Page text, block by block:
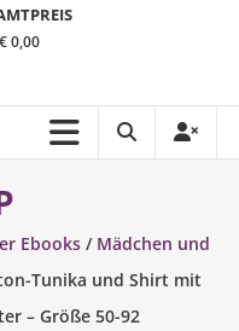
€ 0,00
Ebooks / Mädchen und
Tunika und Shirt mit
– Größe 50-92